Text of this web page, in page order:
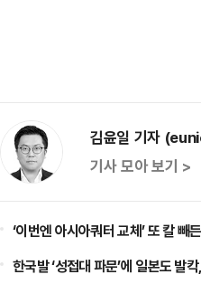
김윤일 기자
기사 모아 보기 >
‘이번엔 아시아쿼터 교체’ 또 칼 빼
한국발 ‘성접대 파문’에 일본도 발